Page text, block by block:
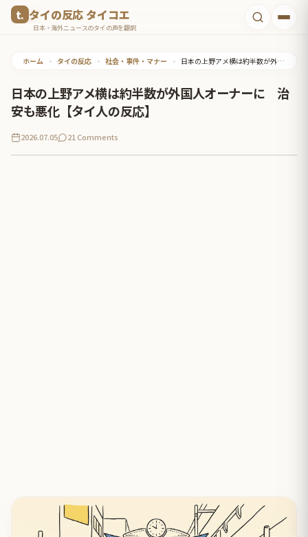
タイの反応 タイコエ
日本・海外ニュースのタイの声を翻訳
ホーム • タイの反応 • 社会・事件・マナー • 日本の上野アメ横は約半数が外国人オーナーに 治安も悪化【タイ人の反応】
日本の上野アメ横は約半数が外国人オーナーに 治
安も悪化【タイ人の反応】
2026.07.05 21 Comments